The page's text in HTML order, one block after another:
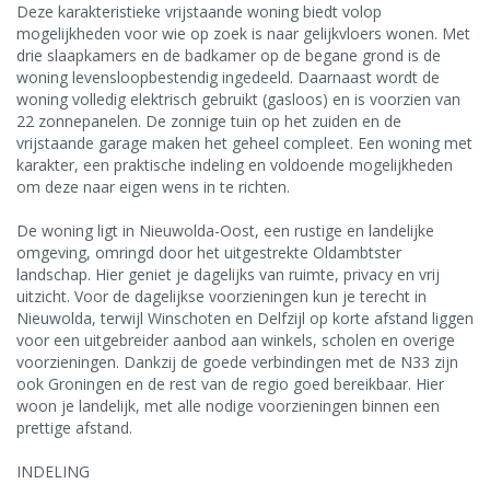
Deze karakteristieke vrijstaande woning biedt volop
mogelijkheden voor wie op zoek is naar gelijkvloers wonen. Met
drie slaapkamers en de badkamer op de begane grond is de
woning levensloopbestendig ingedeeld. Daarnaast wordt de
woning volledig elektrisch gebruikt (gasloos) en is voorzien van
22 zonnepanelen. De zonnige tuin op het zuiden en de
vrijstaande garage maken het geheel compleet. Een woning met
karakter, een praktische indeling en voldoende mogelijkheden
om deze naar eigen wens in te richten.
De woning ligt in Nieuwolda-Oost, een rustige en landelijke
omgeving, omringd door het uitgestrekte Oldambtster
landschap. Hier geniet je dagelijks van ruimte, privacy en vrij
uitzicht. Voor de dagelijkse voorzieningen kun je terecht in
Nieuwolda, terwijl Winschoten en Delfzijl op korte afstand liggen
voor een uitgebreider aanbod aan winkels, scholen en overige
voorzieningen. Dankzij de goede verbindingen met de N33 zijn
ook Groningen en de rest van de regio goed bereikbaar. Hier
woon je landelijk, met alle nodige voorzieningen binnen een
prettige afstand.
INDELING